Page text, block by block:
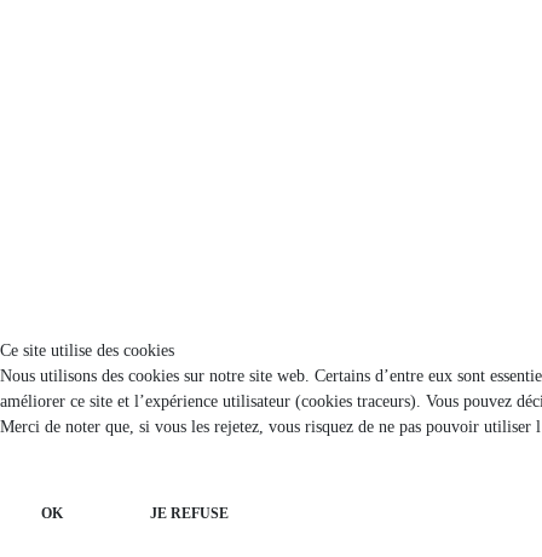
Ce site utilise des cookies
Nous utilisons des cookies sur notre site web. Certains d’entre eux sont
améliorer ce site et l’expérience utilisateur (cookies traceurs). Vous pouvez
Merci de noter que, si vous les rejetez, vous risquez de ne pas pouvoir utiliser
OK JE REFUSE